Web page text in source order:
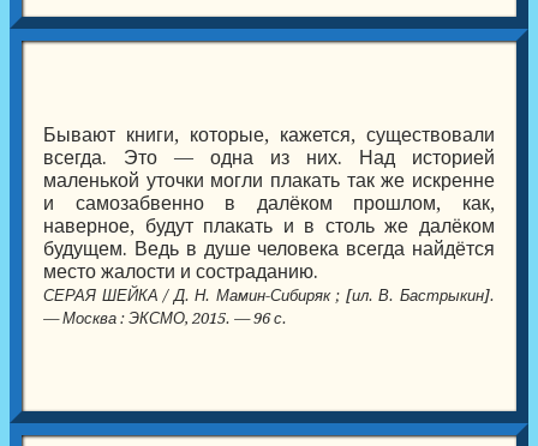
Бывают книги, которые, кажется, существовали
всегда. Это — одна из них. Над историей
маленькой уточки могли плакать так же искренне
и самозабвенно в далёком прошлом, как,
наверное, будут плакать и в столь же далёком
будущем. Ведь в душе человека всегда найдётся
место жалости и состраданию.
СЕРАЯ ШЕЙКА / Д. Н. Мамин-Сибиряк ; [ил. В. Бастрыкин].
— Москва : ЭКСМО, 2015. — 96 с.